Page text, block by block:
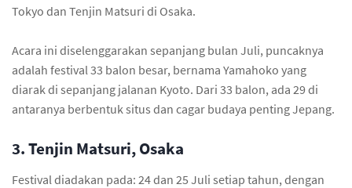
Tokyo dan Tenjin Matsuri di Osaka.
Acara ini diselenggarakan sepanjang bulan Juli, puncaknya
adalah festival 33 balon besar, bernama Yamahoko yang
diarak di sepanjang jalanan Kyoto. Dari 33 balon, ada 29 di
antaranya berbentuk situs dan cagar budaya penting Jepang.
3. Tenjin Matsuri, Osaka
Festival diadakan pada: 24 dan 25 Juli setiap tahun, dengan